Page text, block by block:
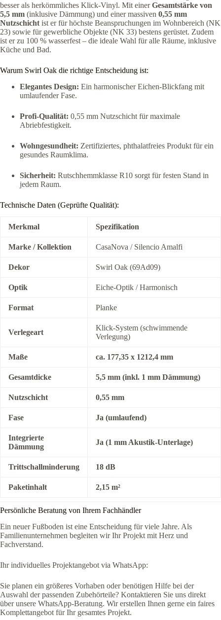
besser als herkömmliches Klick-Vinyl. Mit einerGesamtstärke von
5,5 mm (inklusive Dämmung) und einer massiven 0,55 mm
Nutzschicht ist er für höchste Beanspruchungen im Wohnbereich (NK
23) sowie für gewerbliche Objekte (NK 33) bestens gerüstet. Zudem
ist er zu 100 % wasserfest – die ideale Wahl für alle Räume, inklusive
Küche und Bad.
Warum Swirl Oak die richtige Entscheidung ist:
Elegantes Design: Ein harmonischer Eichen-Blickfang mit
umlaufender Fase.
Profi-Qualität: 0,55 mm Nutzschicht für maximale
Abriebfestigkeit.
Wohngesundheit: Zertifiziertes, phthalatfreies Produkt für ein
gesundes Raumklima.
Sicherheit: Rutschhemmklasse R10 sorgt für festen Stand in
jedem Raum.
Technische Daten (Geprüfte Qualität):
Merkmal Spezifikation
Marke / Kollektion CasaNova / Silencio Amalfi
Dekor Swirl Oak (69Ad09)
Optik Eiche-Optik / Harmonisch
Format Planke
Verlegeart
Klick-System (schwimmende
Verlegung)
Maße ca. 177,35 x 1212,4 mm
Gesamtdicke 5,5 mm (inkl. 1 mm Dämmung)
Nutzschicht 0,55 mm
Fase Ja (umlaufend)
Integrierte
Dämmung
Ja (1 mm Akustik-Unterlage)
Trittschallminderung 18 dB
Paketinhalt 2,15 m²
Persönliche Beratung von Ihrem Fachhändler
Ein neuer Fußboden ist eine Entscheidung für viele Jahre. Als
Familienunternehmen begleiten wir Ihr Projekt mit Herz und
Fachverstand.
Ihr individuelles Projektangebot via WhatsApp:
Sie planen ein größeres Vorhaben oder benötigen Hilfe bei der
Auswahl der passenden Zubehörteile? Kontaktieren Sie uns direkt
über unsere WhatsApp-Beratung. Wir erstellen Ihnen gerne ein faires
Komplettangebot für Ihr gesamtes Projekt.